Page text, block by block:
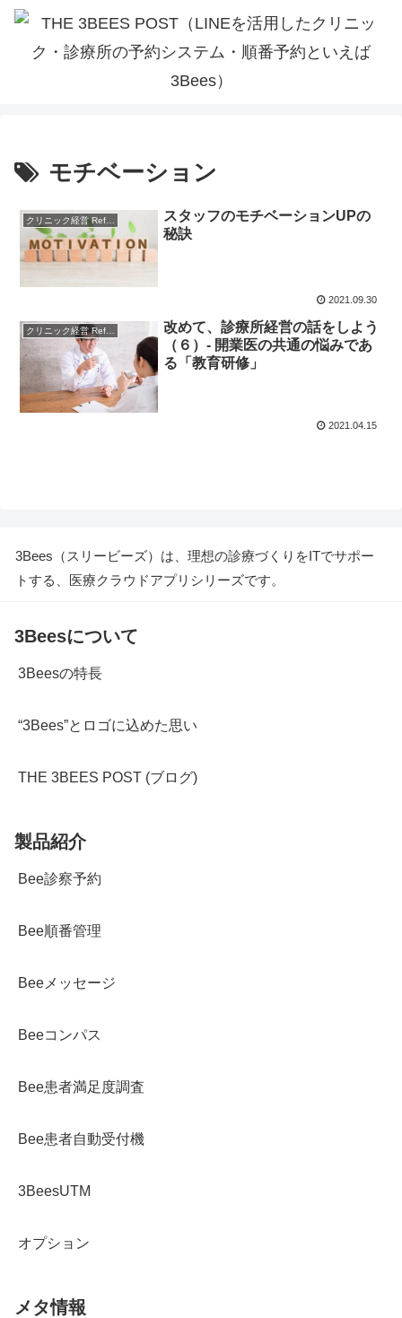
モチベーション
クリニック経営 References
スタッフのモチベーションUPの
秘訣
2021.09.30
クリニック経営 References
改めて、診療所経営の話をしよう
（６）- 開業医の共通の悩みであ
る「教育研修」
2021.04.15
3Bees（スリービーズ）は、理想の診療づくりをITでサポー
トする、医療クラウドアプリシリーズです。
3Beesについて
3Beesの特長
“3Bees”とロゴに込めた思い
THE 3BEES POST (ブログ)
製品紹介
Bee診察予約
Bee順番管理
Beeメッセージ
Beeコンパス
Bee患者満足度調査
Bee患者自動受付機
3BeesUTM
オプション
メタ情報